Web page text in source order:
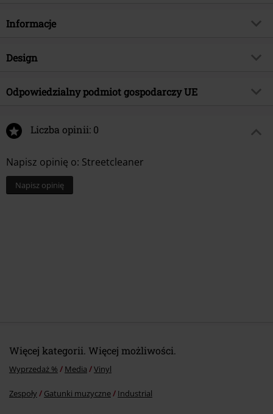
Informacje
Numer artykułu
Gatunek muzyczny
Industrial
Zespół
Design
Rodzaj artykułu
Odpowiedzialny podmiot gospodarczy UE
Neumühlen 17
22763 Hamburg
info@edel.com
Liczba opinii: 0
Napisz opinię o: Streetcleaner
Napisz opinię
Więcej kategorii. Więcej możliwości.
Wyprzedaż % Media Vinyl
Zespoły Gatunki muzyczne Industrial